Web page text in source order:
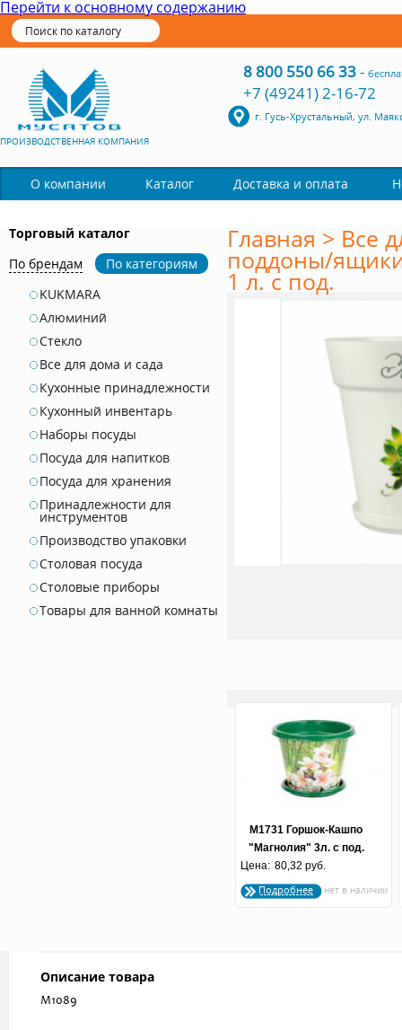
Перейти к основному содержанию
ПРОИЗВОДСТВЕННАЯ КОМПАНИЯ
8 800 550 66 33-
+7 (49241) 2-16-72
г. Гусь-Хрустальный, ул.
О компании Каталог Доставка и оплата
Торговый каталог
По брендам
По категориям
KUKMARA
Алюминий
Стекло
Все для дома и сада
Кухонные принадлежности
Кухонный инвентарь
Наборы посуды
Посуда для напитков
Посуда для хранения
Принадлежности для
инструментов
Производство упаковки
Столовая посуда
Столовые приборы
Товары для ванной комнаты
Главная > Все
поддоны/
1 л. с под.
М1731 Горшок-Кашпо
"Магнолия" 3л. с под.
(зеленый)
Цена: 80,32 руб.
Подробнее
Описание товара
М1089